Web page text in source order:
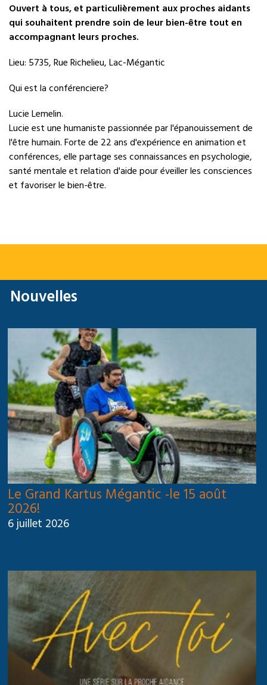
Ouvert à tous, et particulièrement aux proches aidants
qui souhaitent prendre soin de leur bien-être tout en
accompagnant leurs proches.
Lieu: 5735, Rue Richelieu, Lac-Mégantic
Qui est la conférenciere?
Lucie Lemelin.
Lucie est une humaniste passionnée par l'épanouissement de
l'être humain. Forte de 22 ans d'expérience en animation et
conférences, elle partage ses connaissances en psychologie,
santé mentale et relation d'aide pour éveiller les consciences
et favoriser le bien-être.
Nouvelles
Le Grand Kartus Mégantic -le 15 août
2026!
6 juillet 2026